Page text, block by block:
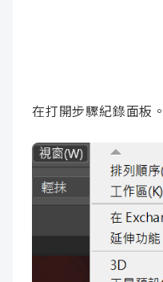
在打開步驟紀錄面板。